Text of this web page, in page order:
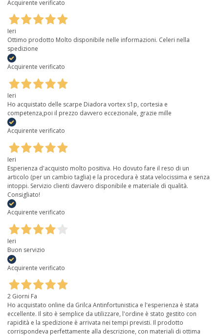
Acquirente verificato
Ieri
Ottimo prodotto Molto disponibile nelle informazioni. Celeri nella
spedizione
Acquirente verificato
Ieri
Ho acquistato delle scarpe Diadora vortex s1p, cortesia e
competenza,poi il prezzo davvero eccezionale, grazie mille
Acquirente verificato
Ieri
Esperienza d'acquisto molto positiva. Ho dovuto fare il reso di un
articolo (per un cambio taglia) e la procedura è stata velocissima e senza
intoppi. Servizio clienti davvero disponibile e materiale di qualità.
Consigliato!
Acquirente verificato
Ieri
Buon servizio
Acquirente verificato
2 Giorni Fa
Ho acquistato online da Grilca Antinfortunistica e l'esperienza è stata
eccellente. Il sito è semplice da utilizzare, l'ordine è stato gestito con
rapidità e la spedizione è arrivata nei tempi previsti. Il prodotto
corrispondeva perfettamente alla descrizione, con materiali di ottima